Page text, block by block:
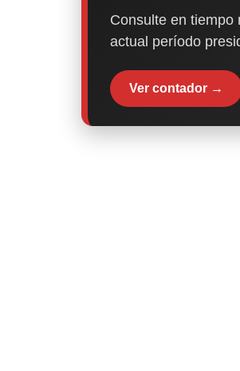
Consulte en tiempo
actual período
Ver contador →